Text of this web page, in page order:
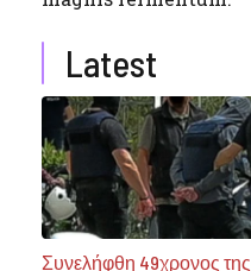
Latest
Συνελήφθη 49χρονος